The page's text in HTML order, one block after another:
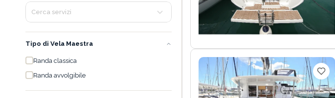
Tipo di Vela Maestra
Randa classica
Randa avvolgibile